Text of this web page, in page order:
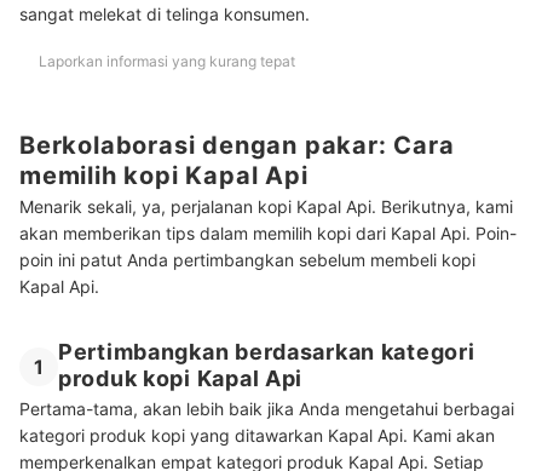
sangat melekat di telinga konsumen.
Laporkan informasi yang kurang tepat
Berkolaborasi dengan pakar: Cara
memilih kopi Kapal Api
Menarik sekali, ya, perjalanan kopi Kapal Api. Berikutnya, kami
akan memberikan tips dalam memilih kopi dari Kapal Api. Poin-
poin ini patut Anda pertimbangkan sebelum membeli kopi
Kapal Api.
1
Pertimbangkan berdasarkan kategori
produk kopi Kapal Api
Pertama-tama, akan lebih baik jika Anda mengetahui berbagai
kategori produk kopi yang ditawarkan Kapal Api. Kami akan
memperkenalkan empat kategori produk Kapal Api. Setiap